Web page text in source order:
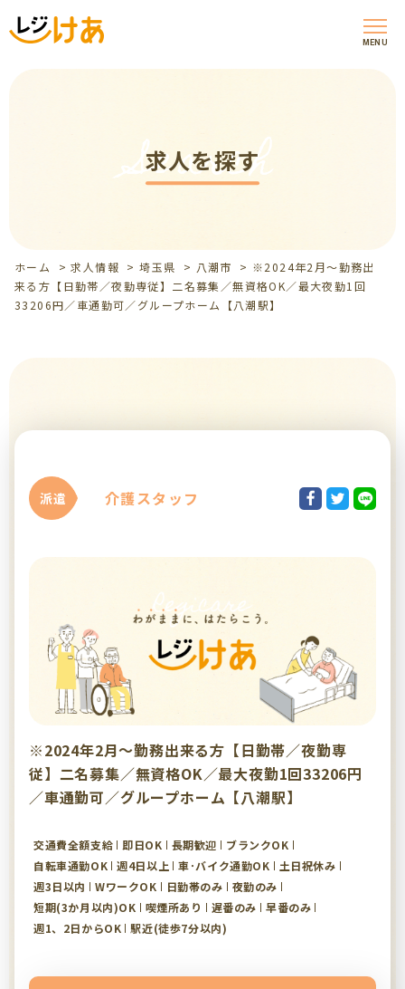
MENU
求人を探す
Search
ホーム >求人情報 >埼玉県 > 八潮市 > ※2024年2月～勤務出
来る方【日勤帯／夜勤専従】二名募集／無資格OK／最大夜勤1回
33206円／車通勤可／グループホーム【八潮駅】
派遣 介護スタッフ
※2024年2月～勤務出来る方【日勤帯／夜勤専
従】二名募集／無資格OK／最大夜勤1回33206円
／車通勤可／グループホーム【八潮駅】
交通費全額支給 即日OK 長期歓迎
ブランクOK
自転車通勤OK
週4日以上 車･バイク通勤OK
土日祝休み
週3日以内
WワークOK 日勤帯のみ
夜勤のみ
短期(3か月以内)OK
喫煙所あり 遅番のみ
早番のみ
週1、2日からOK
駅近(徒歩7分以内)